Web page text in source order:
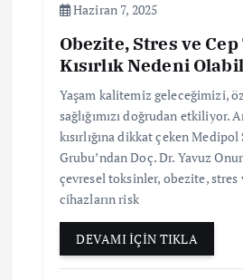
Haziran 7, 2025
Obezite, Stres ve
Kısırlık Nedeni
Yaşam kalitemiz geleceğimizi,
sağlığımızı doğrudan etkiliyor.
kısırlığına dikkat çeken Medipol
Grubu’ndan Doç. Dr. Yavuz
çevresel toksinler, obezite,
cihazların risk
DEVAMI İÇİN TIKLA